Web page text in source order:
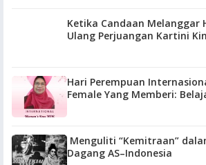
Ketika Candaan Melanggar
Ulang Perjuangan Kartini
Hari Perempuan Internasional
Female Yang Memberi:
Menguliti “Kemitraan”
Dagang AS–Indonesia